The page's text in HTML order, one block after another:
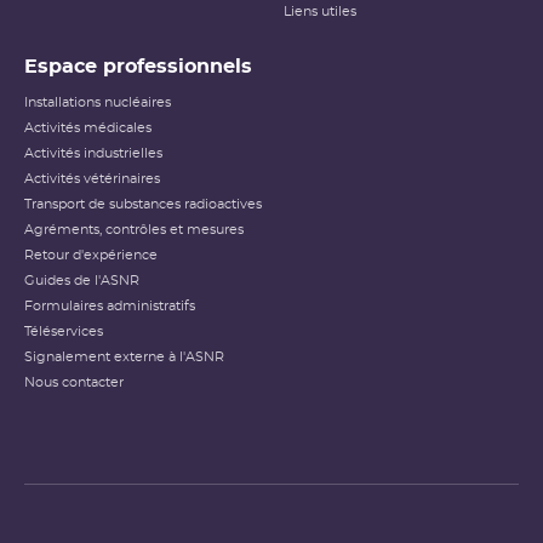
Liens utiles
Espace professionnels
Installations nucléaires
Activités médicales
Activités industrielles
Activités vétérinaires
Transport de substances radioactives
Agréments, contrôles et mesures
Retour d'expérience
Guides de l'ASNR
Formulaires administratifs
Téléservices
Signalement externe à l'ASNR
Nous contacter